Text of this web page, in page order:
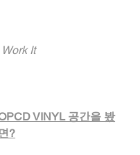
It
VINYL 공간을 봤
?